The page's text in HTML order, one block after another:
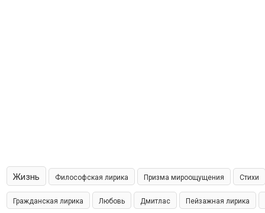
Жизнь Философская лирика Призма мироощущения Стихи
Гражданская лирика Любовь Дмитлас Пейзажная лирика